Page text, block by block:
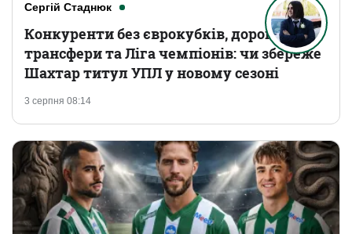
Сергій Стаднюк
3 серпня 08:14
Конкуренти без єврокубків, дорогі
трансфери та Ліга чемпіонів: чи збереже
Шахтар титул УПЛ у новому сезоні